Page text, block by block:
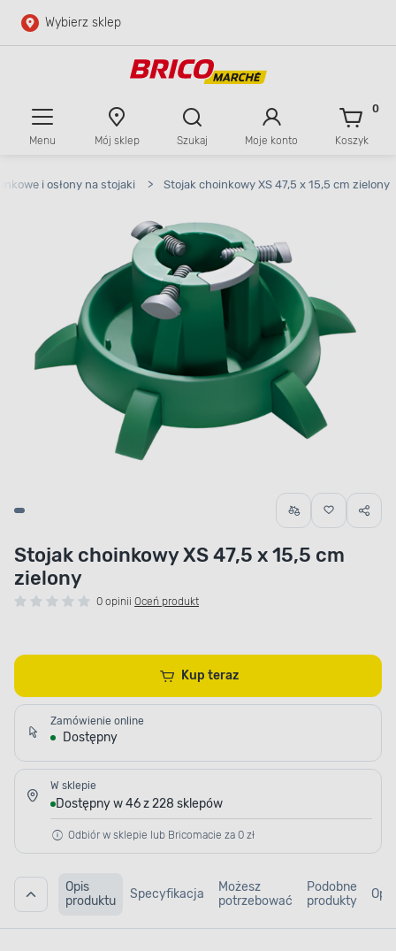
Przejdź do głównej zawartości
Wybierz sklep
Menu Mój sklep Szukaj Moje konto Koszyk
0
i osłony na stojaki > Stojak choinkowy XS 47,5 x 15,5 cm zielony
Stojak choinkowy XS 47,5 x 15,5 cm
zielony
0 opinii Oceń produkt
Kup teraz
Zamówienie online
Dostępny
W sklepie
Dostępny w 46 z 228 sklepów
Odbiór w sklepie lub Bricomacie za 0 zł
Opis
produktu
Specyfikacja
Możesz
potrzebować
Podobne
produkty